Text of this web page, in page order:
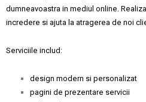
dumneavoastra in mediul online.
incredere si ajuta la atragerea de noi
Serviciile includ:
design modern si personalizat
pagini de prezentare servicii